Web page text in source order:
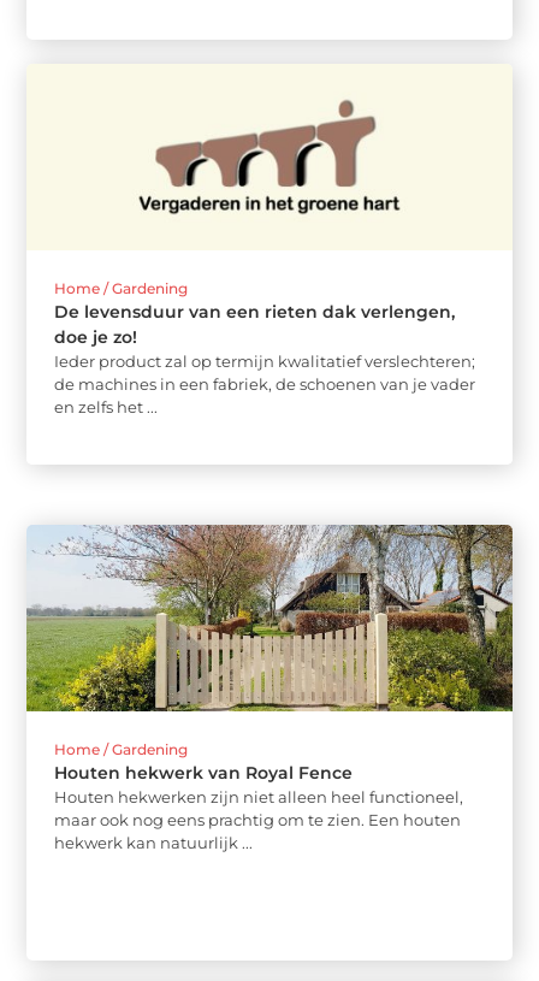
Home / Gardening
De levensduur van een rieten dak verlengen,
doe je zo!
Ieder product zal op termijn kwalitatief verslechteren;
de machines in een fabriek, de schoenen van je vader
en zelfs het ...
Home / Gardening
Houten hekwerk van Royal Fence
Houten hekwerken zijn niet alleen heel functioneel,
maar ook nog eens prachtig om te zien. Een houten
hekwerk kan natuurlijk ...